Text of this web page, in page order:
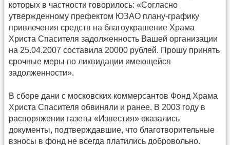
которых в частности говорилось: «Согласно
утвержденному префектом ЮЗАО плану-графику
привлечения средств на благоукрашение Храма
Христа Спасителя задолженность Вашей организации
на 25.04.2007 составила 20000 рублей. Прошу принять
срочные меры по ликвидации имеющейся
задолженности».
В сборе дани с московских коммерсантов Фонд Храма
Христа Спасителя обвиняли и ранее. В 2003 году в
распоряжении газеты «Известия» оказались
документы, подтверждавшие, что благотворительные
взносы в фонд не всегда платились добровольно.